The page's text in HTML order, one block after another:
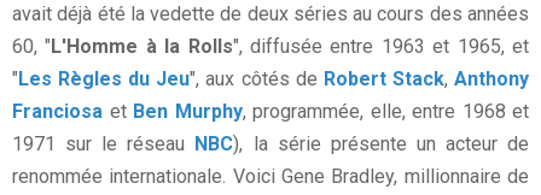
avait déjà été la vedette de deux séries au cours des années
60, "L'Homme à la Rolls", diffusée entre 1963 et 1965, et
"Les Règles du Jeu", aux côtés de Robert Stack,Anthony
Franciosa et Ben Murphy, programmée, elle, entre 1968 et
1971 sur le réseau NBC), la série présente un acteur de
renommée internationale. Voici Gene Bradley, millionnaire de